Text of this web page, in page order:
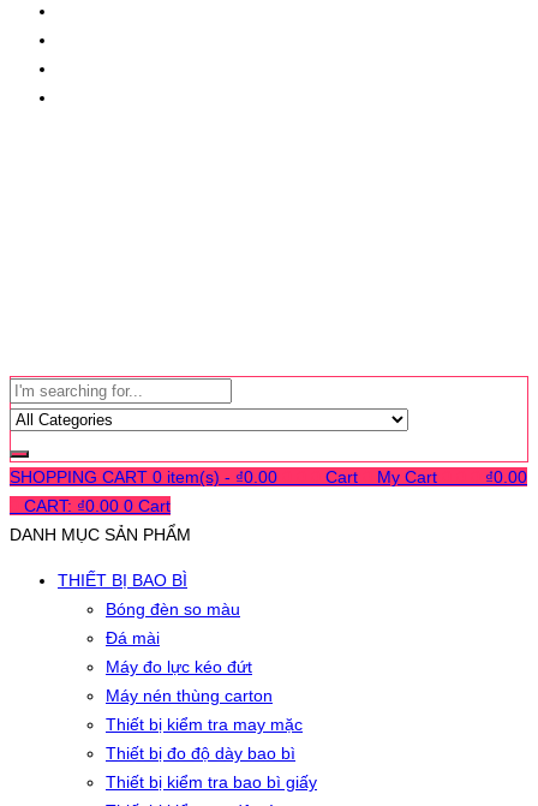
SHOPPING CART 0 item(s) - ₫0.00 Cart My Cart ₫0.00
CART: ₫0.00 0 Cart
DANH MỤC SẢN PHẨM
THIẾT BỊ BAO BÌ
Bóng đèn so màu
Đá mài
Máy đo lực kéo đứt
Máy nén thùng carton
Thiết bị kiểm tra may mặc
Thiết bị đo độ dày bao bì
Thiết bị kiểm tra bao bì giấy